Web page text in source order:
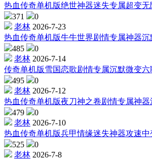
热血传奇单机版绝世神器迷失专属超变无
371
0
老林 2026-7-23
热血传奇单机版牛牛世界剧情专属神器沉
485
0
老林 2026-7-14
传奇单机版雪国恋歌剧情专属沉默微变六
495
0
老林 2026-7-12
热血传奇单机版夜刀神之卷剧情专属神器
479
0
老林 2026-7-10
热血传奇单机版兵甲情缘迷失神器攻速中
525
0
老林 2026-7-8